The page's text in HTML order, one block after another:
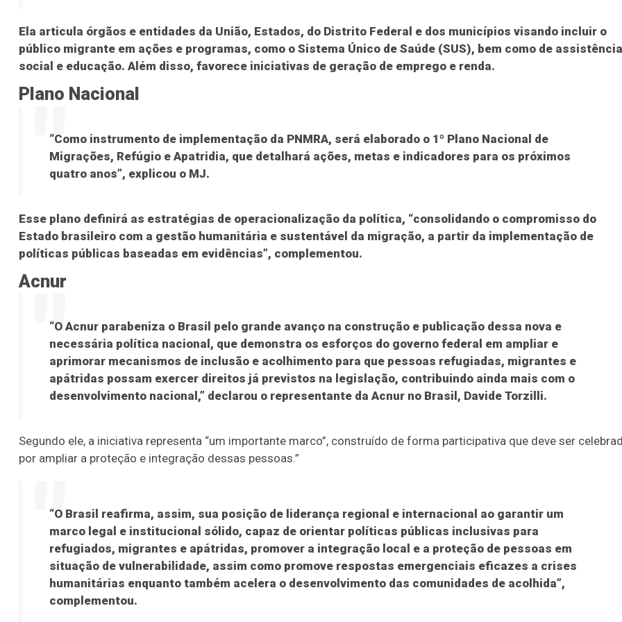
Ela articula órgãos e entidades da União, Estados, do Distrito Federal e dos municípios visando incluir o
público migrante em ações e programas, como o Sistema Único de Saúde (SUS), bem como de assistência
social e educação. Além disso, favorece iniciativas de geração de emprego e renda.
Plano Nacional
“Como instrumento de implementação da PNMRA, será elaborado o 1º Plano Nacional de
Migrações, Refúgio e Apatridia, que detalhará ações, metas e indicadores para os próximos
quatro anos”, explicou o MJ.
Esse plano definirá as estratégias de operacionalização da política, “consolidando o compromisso do
Estado brasileiro com a gestão humanitária e sustentável da migração, a partir da implementação de
políticas públicas baseadas em evidências”, complementou.
Acnur
“O Acnur parabeniza o Brasil pelo grande avanço na construção e publicação dessa nova e
necessária política nacional, que demonstra os esforços do governo federal em ampliar e
aprimorar mecanismos de inclusão e acolhimento para que pessoas refugiadas, migrantes e
apátridas possam exercer direitos já previstos na legislação, contribuindo ainda mais com o
desenvolvimento nacional,” declarou o representante da Acnur no Brasil, Davide Torzilli.
Segundo ele, a iniciativa representa “um importante marco”, construído de forma participativa que deve ser
por ampliar a proteção e integração dessas pessoas.”
“O Brasil reafirma, assim, sua posição de liderança regional e internacional ao garantir um
marco legal e institucional sólido, capaz de orientar políticas públicas inclusivas para
refugiados, migrantes e apátridas, promover a integração local e a proteção de pessoas em
situação de vulnerabilidade, assim como promove respostas emergenciais eficazes a crises
humanitárias enquanto também acelera o desenvolvimento das comunidades de acolhida”,
complementou.